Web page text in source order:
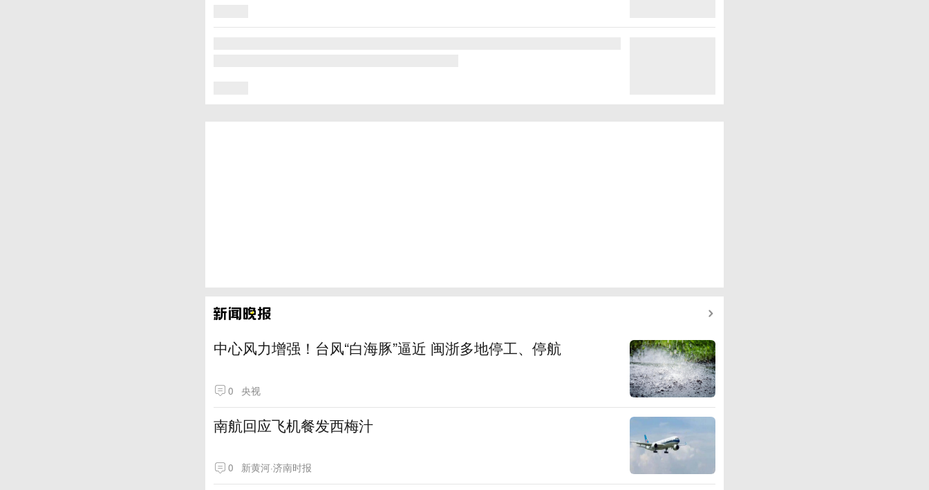
中心风力增强！台风“白海豚”逼近 闽浙多地停工、停航
0 央视
南航回应飞机餐发西梅汁
0 新黄河·济南时报